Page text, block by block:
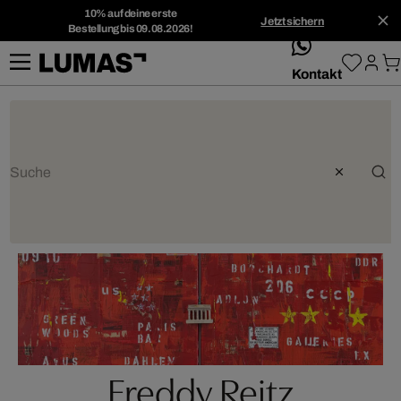
10% auf deine erste
Bestellung bis 09.08.2026!
Jetzt sichern
whatsApp
Kontakt
Freddy Reitz